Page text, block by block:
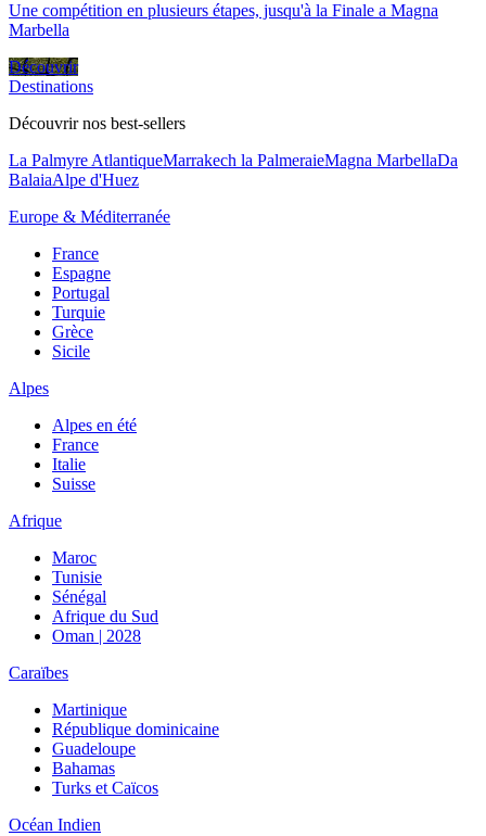
Une compétition en plusieurs étapes, jusqu'à la Finale a Magna
Marbella
Découvrir
Destinations
Découvrir nos best-sellers
La Palmyre AtlantiqueMarrakech la PalmeraieMagna MarbellaDa
BalaiaAlpe d'Huez
Europe & Méditerranée
France
Espagne
Portugal
Turquie
Grèce
Sicile
Alpes
Alpes en été
France
Italie
Suisse
Afrique
Maroc
Tunisie
Sénégal
Afrique du Sud
Oman | 2028
Caraïbes
Martinique
République dominicaine
Guadeloupe
Bahamas
Turks et Caïcos
Océan Indien